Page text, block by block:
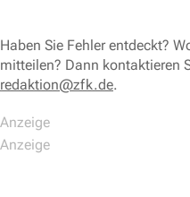
Haben Sie Fehler entdeckt?
mitteilen? Dann kontaktieren
redaktion@zfk.de.